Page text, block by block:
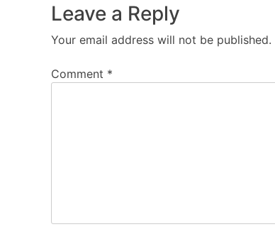
Leave a Reply
Your email address will not be published.
Comment *